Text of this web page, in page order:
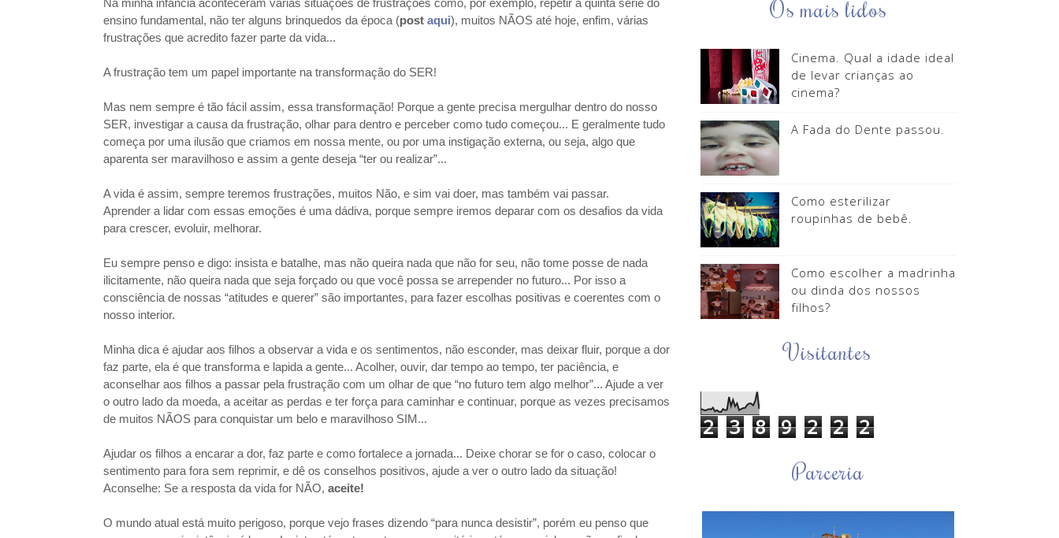
Na minha infância aconteceram várias situações de frustrações como, por exemplo, repetir a quinta série do
ensino fundamental, não ter alguns brinquedos da época (post aqui), muitos NÃOS até hoje, enfim, várias
frustrações que acredito fazer parte da vida...
A frustração tem um papel importante na transformação do SER!
Mas nem sempre é tão fácil assim, essa transformação! Porque a gente precisa mergulhar dentro do nosso
SER, investigar a causa da frustração, olhar para dentro e perceber como tudo começou... E geralmente tudo
começa por uma ilusão que criamos em nossa mente, ou por uma instigação externa, ou seja, algo que
aparenta ser maravilhoso e assim a gente deseja “ter ou realizar”...
A vida é assim, sempre teremos frustrações, muitos Não, e sim vai doer, mas também vai passar.
Aprender a lidar com essas emoções é uma dádiva, porque sempre iremos deparar com os desafios da vida
para crescer, evoluir, melhorar.
Eu sempre penso e digo: insista e batalhe, mas não queira nada que não for seu, não tome posse de nada
ilicitamente, não queira nada que seja forçado ou que você possa se arrepender no futuro... Por isso a
consciência de nossas “atitudes e querer” são importantes, para fazer escolhas positivas e coerentes com o
nosso interior.
Minha dica é ajudar aos filhos a observar a vida e os sentimentos, não esconder, mas deixar fluir, porque a dor
faz parte, ela é que transforma e lapida a gente... Acolher, ouvir, dar tempo ao tempo, ter paciência, e
aconselhar aos filhos a passar pela frustração com um olhar de que “no futuro tem algo melhor”... Ajude a ver
o outro lado da moeda, a aceitar as perdas e ter força para caminhar e continuar, porque as vezes precisamos
de muitos NÃOS para conquistar um belo e maravilhoso SIM...
Ajudar os filhos a encarar a dor, faz parte e como fortalece a jornada... Deixe chorar se for o caso, colocar o
sentimento para fora sem reprimir, e dê os conselhos positivos, ajude a ver o outro lado da situação!
Aconselhe: Se a resposta da vida for NÃO, aceite!
O mundo atual está muito perigoso, porque vejo frases dizendo “para nunca desistir”, porém eu penso que
Os mais lidos
Cinema. Qual a idade ideal
de levar crianças ao
cinema?
A Fada do Dente passou.
Como esterilizar
roupinhas de bebê.
Como escolher a madrinha
ou dinda dos nossos
filhos?
Visitantes
2 3 8 9 2 2 2
Parceria